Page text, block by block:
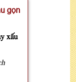
gọn
xấu